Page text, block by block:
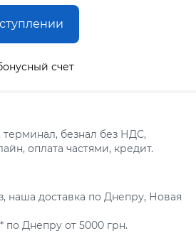
счет
безнал без НДС,
оплата частями, кредит.
наша доставка по Днепру, Новая
по Днепру от 5000 грн.